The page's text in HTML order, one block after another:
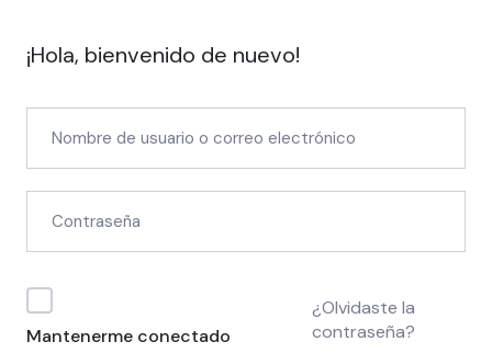
¡Hola, bienvenido de nuevo!
Mantenerme conectado
¿Olvidaste la
contraseña?